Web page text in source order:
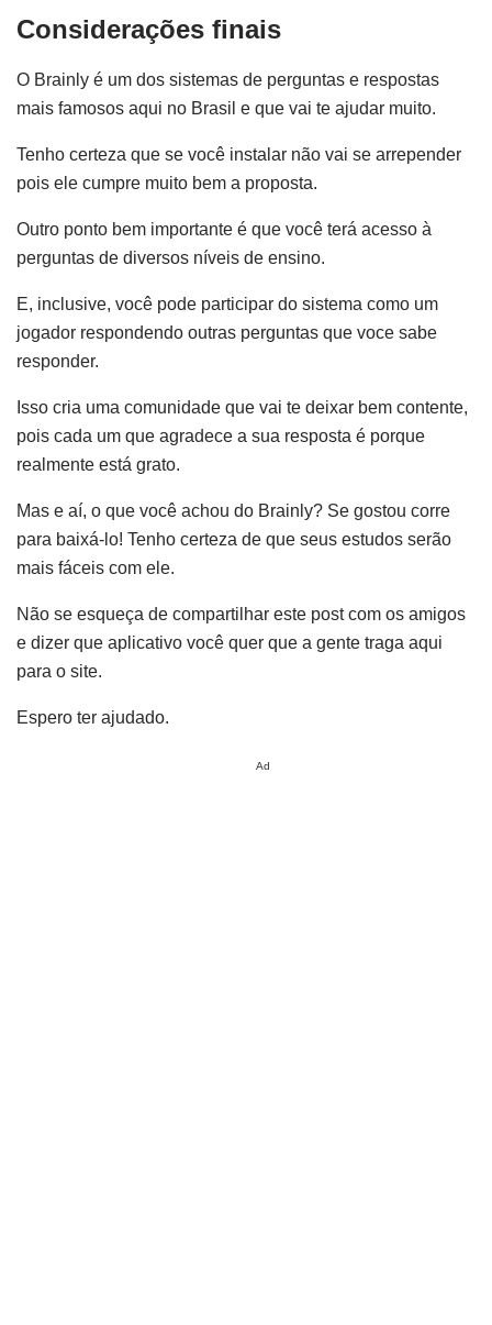
Considerações finais
O Brainly é um dos sistemas de perguntas e respostas
mais famosos aqui no Brasil e que vai te ajudar muito.
Tenho certeza que se você instalar não vai se arrepender
pois ele cumpre muito bem a proposta.
Outro ponto bem importante é que você terá acesso à
perguntas de diversos níveis de ensino.
E, inclusive, você pode participar do sistema como um
jogador respondendo outras perguntas que voce sabe
responder.
Isso cria uma comunidade que vai te deixar bem contente,
pois cada um que agradece a sua resposta é porque
realmente está grato.
Mas e aí, o que você achou do Brainly? Se gostou corre
para baixá-lo! Tenho certeza de que seus estudos serão
mais fáceis com ele.
Não se esqueça de compartilhar este post com os amigos
e dizer que aplicativo você quer que a gente traga aqui
para o site.
Espero ter ajudado.
Ad